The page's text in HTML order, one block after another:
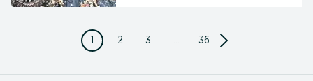
1 2 3 ... 36